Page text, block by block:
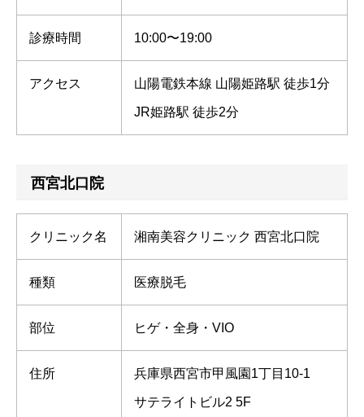
診療時間 10:00〜19:00
アクセス 山陽電鉄本線 山陽姫路駅 徒歩1分
JR姫路駅 徒歩2分
西宮北口院
クリニック名 湘南美容クリニック 西宮北口院
種類 医療脱毛
部位 ヒゲ・全身・VIO
住所 兵庫県西宮市甲風園1丁目10‐1
サテライトビル2 5F